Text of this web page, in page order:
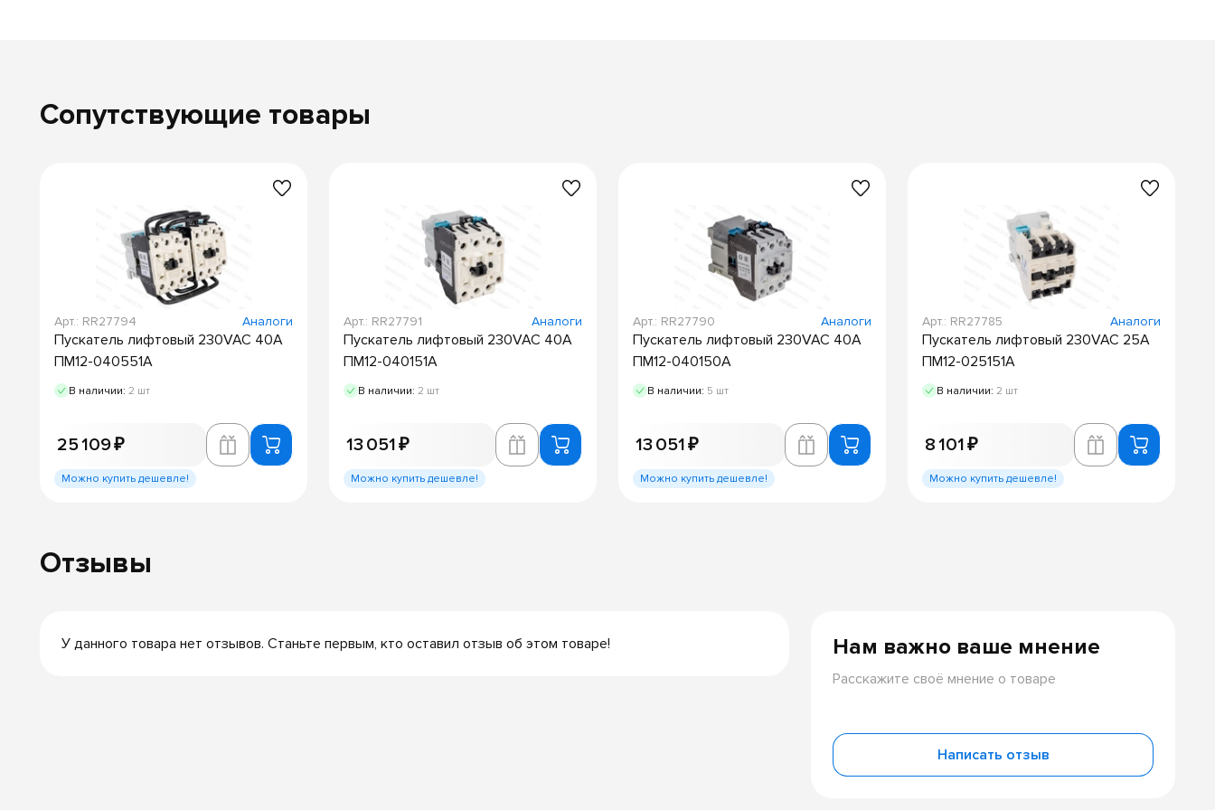
Сопутствующие товары
Арт.: RR27794 Аналоги
Пускатель лифтовый 230VAC 40А
ПМ12-040551А
В наличии: 2 шт
25 109 ₽
Можно купить дешевле!
Арт.: RR27791 Аналоги
Пускатель лифтовый 230VAC 40А
ПМ12-040151А
В наличии: 2 шт
13 051 ₽
Можно купить дешевле!
Арт.: RR27790 Аналоги
Пускатель лифтовый 230VAC 40А
ПМ12-040150А
В наличии: 5 шт
13 051 ₽
Можно купить дешевле!
Арт.: RR27785 Аналоги
Пускатель лифтовый 230VAC 25А
ПМ12-025151А
В наличии: 2 шт
8 101 ₽
Можно купить дешевле!
Отзывы
У данного товара нет отзывов. Станьте первым, кто оставил отзыв об этом товаре! Нам важно ваше мнение
Расскажите своё мнение о товаре
Написать отзыв